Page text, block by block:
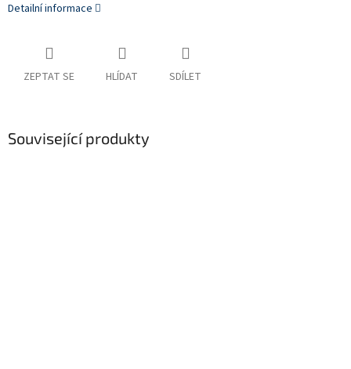
Detailní informace
ZEPTAT SE HLÍDAT SDÍLET
Související produkty